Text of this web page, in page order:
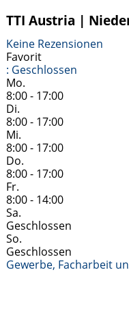
Weiterlesen …
TTI Austria |
Keine Rezensionen
Favorit
: Geschlossen
Mo.
8:00 - 17:00
Di.
8:00 - 17:00
Mi.
8:00 - 17:00
Do.
8:00 - 17:00
Fr.
8:00 - 14:00
Sa.
Geschlossen
So.
Geschlossen
Gewerbe, Facharbeit